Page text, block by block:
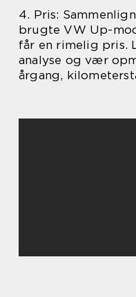
4. Pris:
brugte VW Up-
får en rimelig pris.
analyse og vær
årgang,